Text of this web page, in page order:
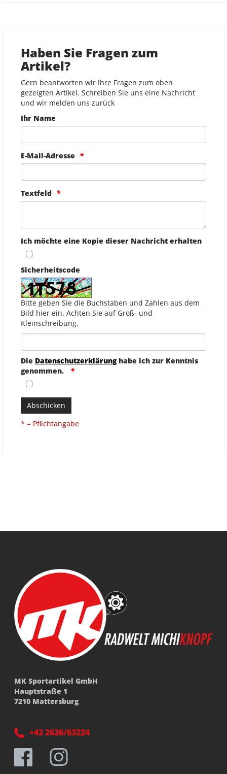
Haben Sie Fragen zum
Artikel?
Gern beantworten wir Ihre Fragen zum oben
gezeigten Artikel. Schreiben Sie uns eine Nachricht
und wir melden uns zurück
Ihr Name
E-Mail-Adresse
Textfeld
Ich möchte eine Kopie dieser Nachricht erhalten
Sicherheitscode
Bitte geben Sie die Buchstaben und Zahlen aus dem
Bild hier ein. Achten Sie auf Groß- und
Kleinschreibung.
Die Datenschutzerklärunghabe ich zur Kenntnis
genommen.
Abschicken
* = Pflichtangabe
MK Sportartikel GmbH
Hauptstraße 1
7210 Mattersburg
+43 2626/63224